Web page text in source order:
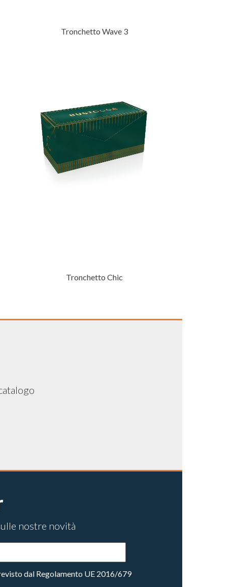
Tronchetto Wave 3
Tronchetto Chic
nostre novità
dal Regolamento UE 2016/679